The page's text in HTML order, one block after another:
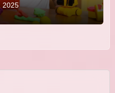
2025